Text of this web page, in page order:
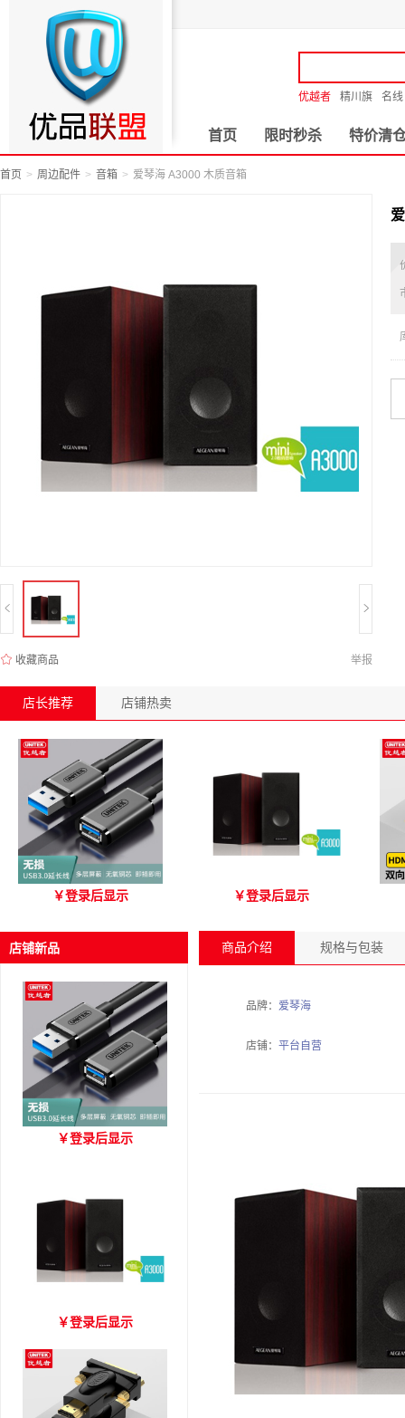
优越者 精川旗 名线
首页 限时秒杀 特价清
首页 周边配件 音箱 爱琴海 A3000 木质音箱
收藏商品 举报
店长推荐 店铺热卖
优越者Y-C479国标无氧铜
￥登录后显示 爱琴海 A3000 木质音箱
￥登录后显示
店铺新品
优越者Y-C479国标无氧铜
￥登录后显示
爱琴海 A3000 木质音箱
￥登录后显示
商品介绍 规格与包装
品牌： 爱琴海
店铺： 平台自营